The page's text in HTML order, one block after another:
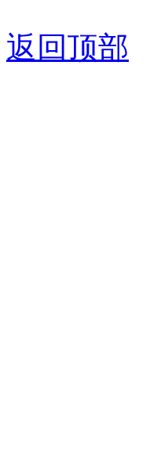
返回顶部